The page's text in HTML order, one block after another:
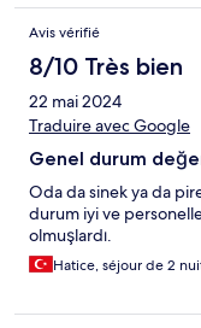
Avis vérifié
8/10 Très bien
22 mai 2024
Traduire avec Google
Genel durum
Oda da sinek ya da
durum iyi ve
olmuşlardı.
Hatice, séjour de 2